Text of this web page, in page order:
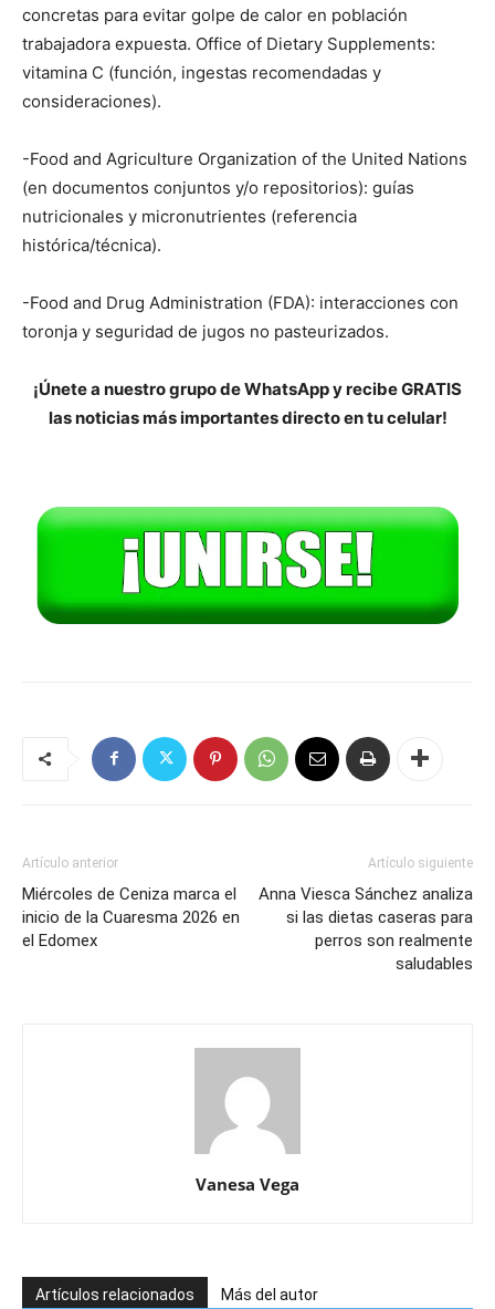
concretas para evitar golpe de calor en población
trabajadora expuesta. Office of Dietary Supplements:
vitamina C (función, ingestas recomendadas y
consideraciones).
-Food and Agriculture Organization of the United Nations
(en documentos conjuntos y/o repositorios): guías
nutricionales y micronutrientes (referencia
histórica/técnica).
-Food and Drug Administration (FDA): interacciones con
toronja y seguridad de jugos no pasteurizados.
¡Únete a nuestro grupo de WhatsApp y recibe GRATIS
las noticias más importantes directo en tu celular!
Artículo anterior
Miércoles de Ceniza marca el
inicio de la Cuaresma 2026 en
el Edomex
Artículo siguiente
Anna Viesca Sánchez analiza
si las dietas caseras para
perros son realmente
saludables
Vanesa Vega
Artículos relacionados Más del autor